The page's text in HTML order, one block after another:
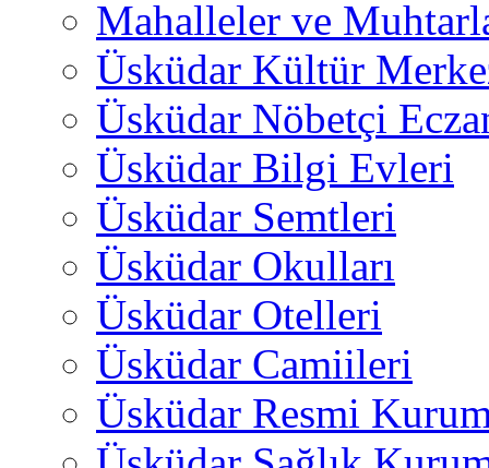
Mahalleler ve
Üsküdar Kültür
Üsküdar Nöbetçi
Üsküdar Bilgi Evleri
Üsküdar Semtleri
Üsküdar Okulları
Üsküdar Otelleri
Üsküdar Camiileri
Üsküdar Resmi